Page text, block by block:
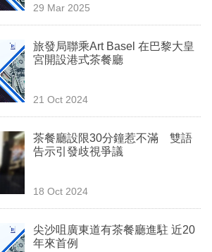
29 Mar 2025
旅發局聯乘Art Basel 在巴黎大皇
宮開設港式茶餐廳
21 Oct 2024
茶餐廳設限30分鐘惹不滿 雙語
告示引發歧視爭議
18 Oct 2024
尖沙咀廣東道有茶餐廳進駐 近20
年來首例